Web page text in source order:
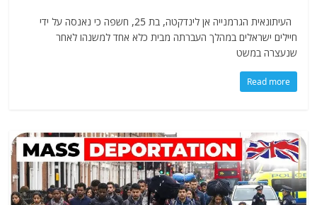
העיתונאית הגרמנייה אן לינדקטה, בת 25, חשפה כי נאנסה על ידי
חיילים ישראלים במהלך העברתה מבית כלא אחד למשנהו לאחר
שנעצרה במשט
Read more